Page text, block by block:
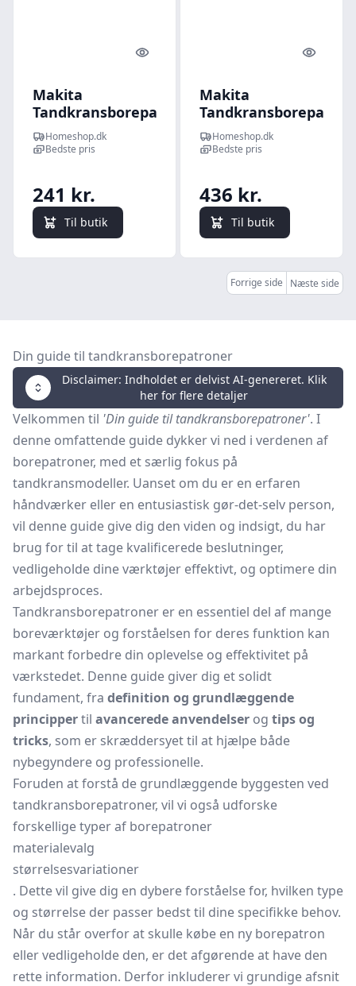
Quick look
Makita
Tandkransborepatron
13 - 763114-3
Homeshop.dk
Bedste pris
241 kr.
Til butik
Quick
Makita
Tandkransborepatron
S13 - 192877-8
Homeshop.dk
Bedste pris
436 kr.
Til butik
Forrige side Næste side
Din guide til tandkransborepatroner
Disclaimer: Indholdet er delvist AI-genereret. Klik
her for flere detaljer
Velkommen til 'Din guide til tandkransborepatroner'. I
denne omfattende guide dykker vi ned i verdenen af
borepatroner, med et særlig fokus på
tandkransmodeller. Uanset om du er en erfaren
håndværker eller en entusiastisk gør-det-selv person,
vil denne guide give dig den viden og indsigt, du har
brug for til at tage kvalificerede beslutninger,
vedligeholde dine værktøjer effektivt, og optimere din
arbejdsproces.
Tandkransborepatroner er en essentiel del af mange
boreværktøjer og forståelsen for deres funktion kan
markant forbedre din oplevelse og effektivitet på
værkstedet. Denne guide giver dig et solidt
fundament, fra definition og grundlæggende
princippertil avancerede anvendelser og tips og
tricks, som er skræddersyet til at hjælpe både
nybegyndere og professionelle.
Foruden at forstå de grundlæggende byggesten ved
tandkransborepatroner, vil vi også udforske
forskellige typer af borepatroner
materialevalg
størrelsesvariationer
. Dette vil give dig en dybere forståelse for, hvilken type
og størrelse der passer bedst til dine specifikke behov.
Når du står overfor at skulle købe en ny borepatron
eller vedligeholde den, er det afgørende at have den
rette information. Derfor inkluderer vi grundige afsnit